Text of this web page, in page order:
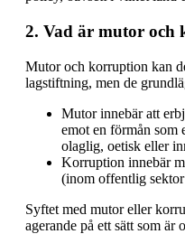
2. Vad är mutor och
Mutor och korruption kan
lagstiftning, men de
Mutor innebär att
emot en förmån som
olaglig, oetisk eller
Korruption innebär
(inom offentlig
Syftet med mutor eller
agerande på ett sätt som